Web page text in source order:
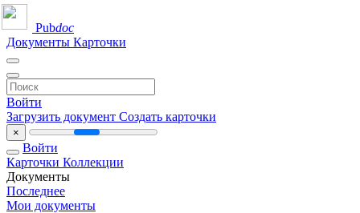
Pubdoc
Документы Карточки
Войти
Загрузить документ Создать карточки
×
Войти
Карточки Коллекции
Документы
Последнее
Мои документы